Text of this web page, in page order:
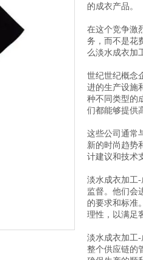
的成衣产品。
在这个竞争激
务，而不是花
么淡水成衣加
世纪世纪概念
进的生产设施
种不同类型的
们都能够提供
这些公司通常
新的时尚趋势
计建议和技术
淡水成衣加工
监督。他们会
的要求和标准
理性，以满足
淡水成衣加工
整个供应链的